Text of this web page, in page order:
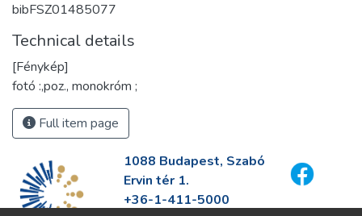
bibFSZ01485077
Technical details
[Fénykép]
fotó :,poz., monokróm ;
Full item page
1088 Budapest, Szabó
Ervin tér 1.
+36-1-411-5000